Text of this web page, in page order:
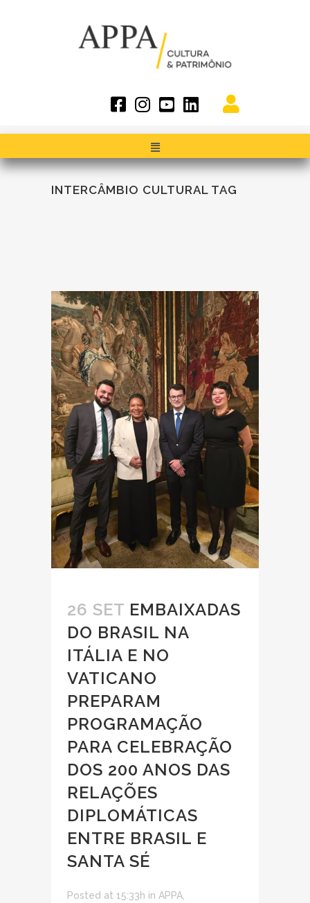
INTERCÂMBIO CULTURAL TAG
26 SET EMBAIXADAS
DO BRASIL NA
ITÁLIA E NO
VATICANO
PREPARAM
PROGRAMAÇÃO
PARA CELEBRAÇÃO
DOS 200 ANOS DAS
RELAÇÕES
DIPLOMÁTICAS
ENTRE BRASIL E
SANTA SÉ
Posted at 15:33h in APPA